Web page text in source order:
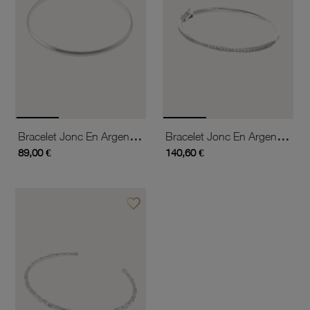
Bracelet Jonc En Argent Rhodié, Fil Demi Jonc 4 Mm
89,00 €
Bracelet Jonc En Argent Rhodié, Oxydes De Zirconium
140,60 €
favorite_borderAjouter à vos favoris